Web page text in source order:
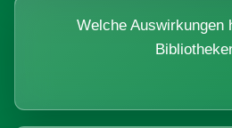
Welche Auswirkungen